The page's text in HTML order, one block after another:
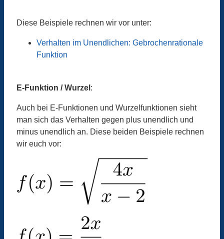
Diese Beispiele rechnen wir vor unter:
Verhalten im Unendlichen: Gebrochenrationale
Funktion
E-Funktion / Wurzel :
Auch bei E-Funktionen und Wurzelfunktionen sieht
man sich das Verhalten gegen plus unendlich und
minus unendlich an. Diese beiden Beispiele rechnen
wir euch vor: